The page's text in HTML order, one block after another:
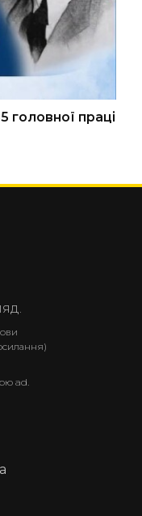
головної праці
ad.